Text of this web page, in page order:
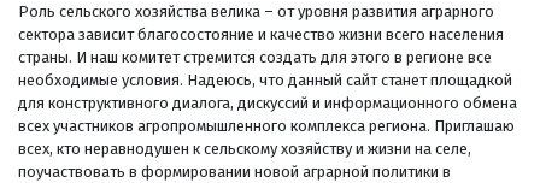
Роль сельского хозяйства велика – от уровня развития аграрного
сектора зависит благосостояние и качество жизни всего населения
страны. И наш комитет стремится создать для этого в регионе все
необходимые условия. Надеюсь, что данный сайт станет площадкой
для конструктивного диалога, дискуссий и информационного обмена
всех участников агропромышленного комплекса региона. Приглашаю
всех, кто неравнодушен к сельскому хозяйству и жизни на селе,
поучаствовать в формировании новой аграрной политики в